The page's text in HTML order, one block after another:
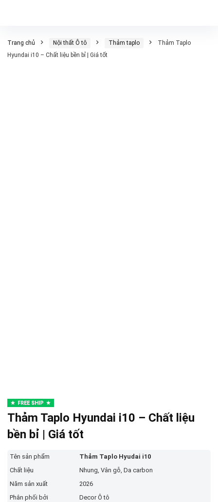
Trang chủ Nội thất Ô tô Thảm taplo
Thảm Taplo
Hyundai i10 – Chất liệu bền bỉ | Giá tốt
FREE SHIP
Thảm Taplo Hyundai i10 – Chất liệu
bền bỉ | Giá tốt
Tên sản phẩm
Thảm Taplo Hyudai i10
Chất liệu
Nhung, Vân gỗ, Da carbon
Năm sản xuất
2026
Phân phối bởi
Decor Ô tô